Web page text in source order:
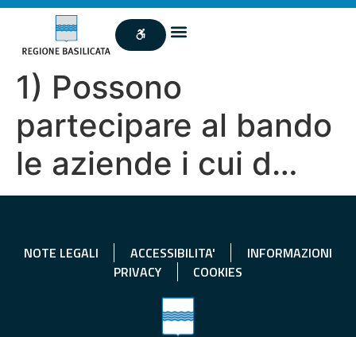
1) Possono
partecipare al bando
le aziende i cui d…
NOTE LEGALI ACCESSIBILITA'
INFORMAZIONI
PRIVACY
COOKIES